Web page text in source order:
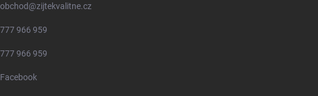
obchod@zijtekvalitne.cz
777 966 959
777 966 959
Facebook